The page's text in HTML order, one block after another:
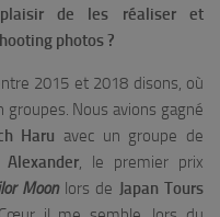
de les réaliser et
photos ?
2015 et 2018 disons, où
groupes. Nous avions gagné
Haru avec un groupe de
Alexander, le premier prix
Moonlors de
Japan Tours